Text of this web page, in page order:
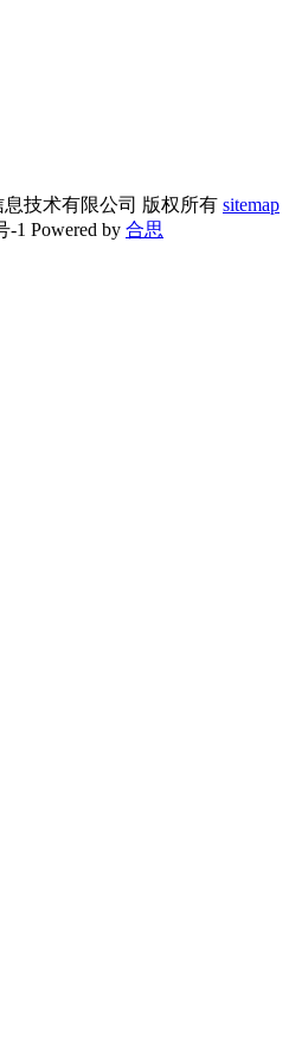
技术有限公司 版权所有 sitemap
-1 Powered by 合思